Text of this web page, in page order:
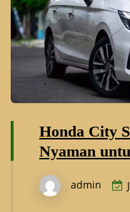
Honda City
Nyaman
admin